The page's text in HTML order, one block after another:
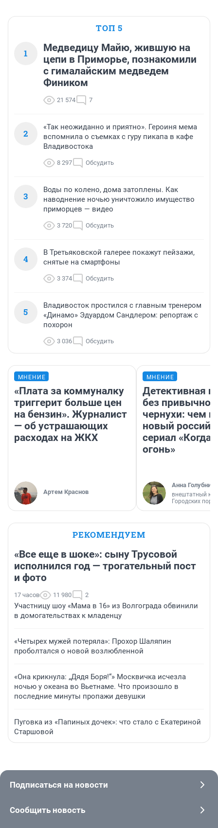
ТОП 5
1
Медведицу Майю, жившую на
цепи в Приморье, познакомили
с гималайским медведем
Фиником
21 574 7
2
«Так неожиданно и приятно». Героиня мема
вспомнила о съемках с гуру пикапа в кафе
Владивостока
8 297 Обсудить
3
Воды по колено, дома затоплены. Как
наводнение ночью уничтожило имущество
приморцев — видео
3 720 Обсудить
4
В Третьяковской галерее покажут пейзажи,
снятые на смартфоны
3 374 Обсудить
5
Владивосток простился с главным тренером
«Динамо» Эдуардом Сандлером: репортаж с
похорон
3 036 Обсудить
МНЕНИЕ
«Плата за коммуналку
триггерит больше цен
на бензин». Журналист
— об устрашающих
расходах на ЖКХ
Артем Краснов
МНЕНИЕ
Детективная
без привычной
чернухи: чем
новый
сериал «Когда
огонь»
Анна
внештатный
Городских
РЕКОМЕНДУЕМ
«Все еще в шоке»: сыну Трусовой
исполнился год — трогательный пост
и фото
17 часов 11 980 2
Участницу шоу «Мама в 16» из Волгограда обвинили
в домогательствах к младенцу
«Четырех мужей потеряла»: Прохор Шаляпин
проболтался о новой возлюбленной
«Она крикнула: „Дядя Боря!“» Москвичка исчезла
ночью у океана во Вьетнаме. Что произошло в
последние минуты пропажи девушки
Пуговка из «Папиных дочек»: что стало с Екатериной
Старшовой
Подписаться на новости
Сообщить новость